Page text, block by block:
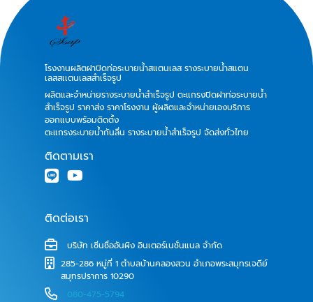
โรงงานผลิตฝาปิดท่อระบายน้ำสแตนเลส รางระบายน้ำสแตน
เลสสเเตนเลสสำเร็จรูป
ผลิตและจำหน่ายรางระบายน้ำสำเร็จรูป ตะแกรงปิดฝาท่อระบายน้ำ
สำเร็จรูป ราคาส่ง ราคาโรงงาน ผู้ผลิตและจำหน่ายเองบริการ
ออกแบบพร้อมติดตั้ง
ตะแกรงระบายน้ำกันลื่น รางระบายน้ำสำเร็จรูป จัดส่งทั่วไทย
ติดตามเรา
ติดต่อเรา
บริษัท เซิ่นซื่ออันผิง อินเตอร์เนชั่นแนล จำกัด
285-286 หมู่ที่ 1 ตำบลบ้านคลองสวน อำเภอพระสมุทรเจดีย์
สมุทรปราการ 10290
080-475-5794